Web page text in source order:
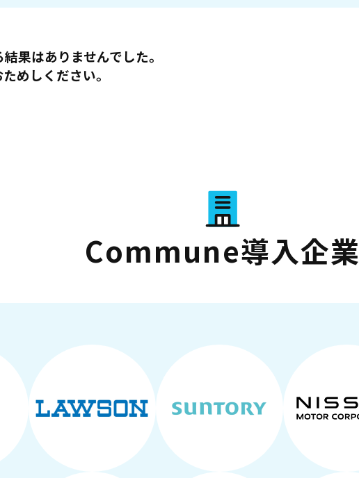
果はありませんでした。
めしください。
Commune導入企業